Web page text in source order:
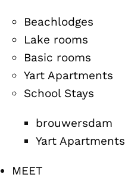
Beachlodges
Lake rooms
Basic rooms
Yart Apartments
School Stays
brouwersdam
Yart Apartments
MEET